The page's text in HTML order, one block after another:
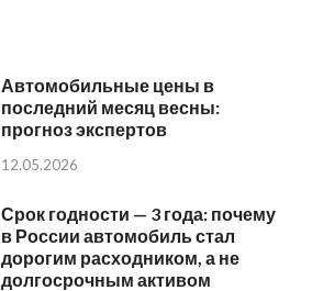
Автомобильные цены в
последний месяц весны:
прогноз экспертов
12.05.2026
Срок годности — 3 года: почему
в России автомобиль стал
дорогим расходником, а не
долгосрочным активом